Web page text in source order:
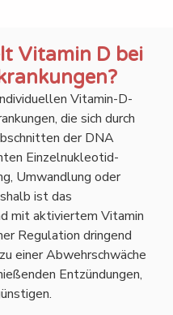
Vitamin D bei
Vitamin-D-
die sich durch
der DNA
Einzelnukleotid-
Umwandlung oder
ist das
mit aktiviertem Vitamin
Regulation dringend
einer Abwehrschwäche
Entzündungen,